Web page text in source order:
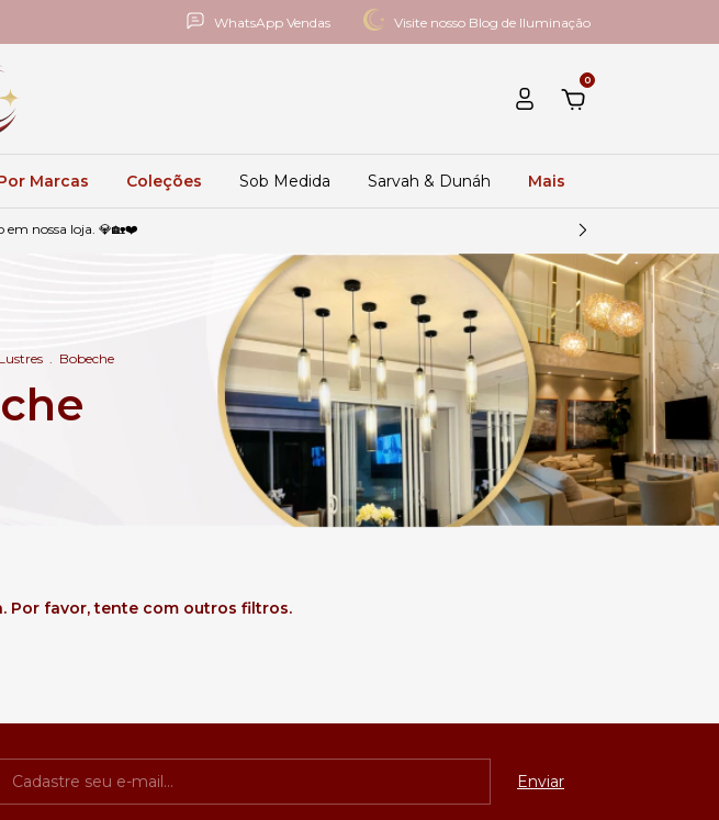
WhatsApp Vendas Visite nosso Blog de Iluminação
0
Marcas Coleções Sob Medida Sarvah & Dunáh Mais
em nossa loja. 💎🏡❤️
. Bobeche
Por favor, tente com outros filtros.